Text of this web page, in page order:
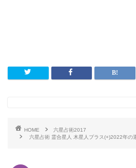
HOME
六星占術2017
六星占術 霊合星人 木星人プラス(+)2022年の